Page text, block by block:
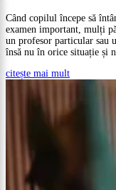
Când copilul începe să
examen important, mulți
un profesor particular sau
însă nu în orice situație și
citește mai mult